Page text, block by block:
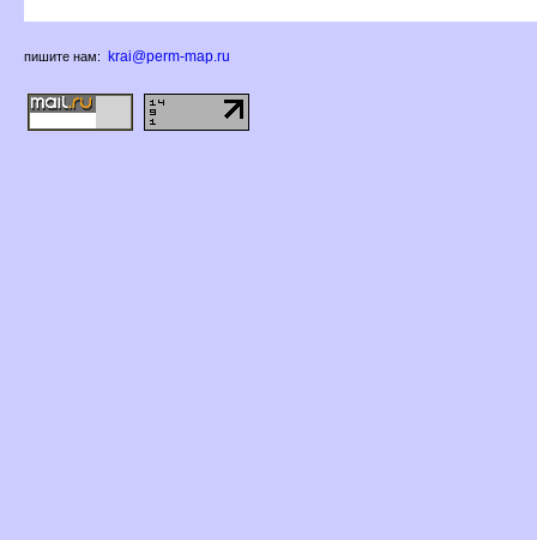
пишите нам: krai@perm-map.ru